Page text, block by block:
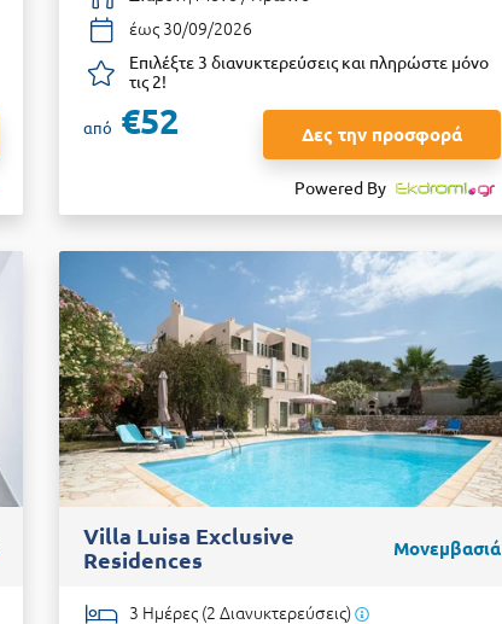
έως 30/09/2026
Επιλέξτε 3 διανυκτερεύσεις και πληρώστε μόνο
τις 2!
από €52 Δες την προσφορά
Powered By
Villa Luisa Exclusive
Residences
Μονεμβασιά
3 Ημέρες (2 Διανυκτερεύσεις)